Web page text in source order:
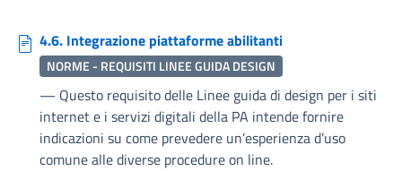
4.6. Integrazione piattaforme abilitanti
NORME - REQUISITI LINEE GUIDA DESIGN
— Questo requisito delle Linee guida di design per i siti
internet e i servizi digitali della PA intende fornire
indicazioni su come prevedere un’esperienza d’uso
comune alle diverse procedure on line.